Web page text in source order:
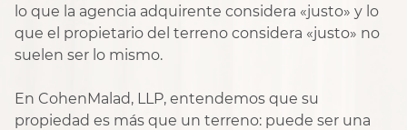
lo que la agencia adquirente considera «justo» y lo
que el propietario del terreno considera «justo» no
suelen ser lo mismo.
En CohenMalad, LLP, entendemos que su
propiedad es más que un terreno: puede ser una